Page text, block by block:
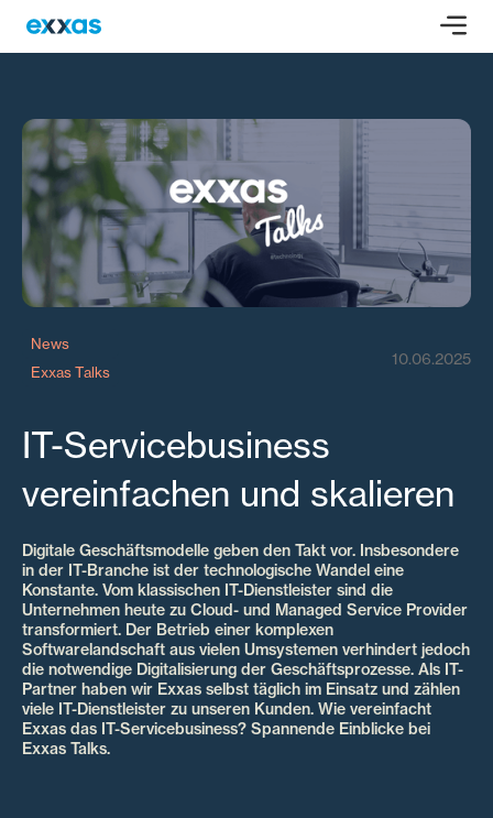
News
Exxas Talks
10.06.2025
IT-Servicebusiness
vereinfachen und skalieren
Digitale Geschäftsmodelle geben den Takt vor. Insbesondere
in der IT-Branche ist der technologische Wandel eine
Konstante. Vom klassischen IT-Dienstleister sind die
Unternehmen heute zu Cloud- und Managed Service Provider
transformiert. Der Betrieb einer komplexen
Softwarelandschaft aus vielen Umsystemen verhindert jedoch
die notwendige Digitalisierung der Geschäftsprozesse. Als IT-
Partner haben wir Exxas selbst täglich im Einsatz und zählen
viele IT-Dienstleister zu unseren Kunden. Wie vereinfacht
Exxas das IT-Servicebusiness? Spannende Einblicke bei
Exxas Talks.